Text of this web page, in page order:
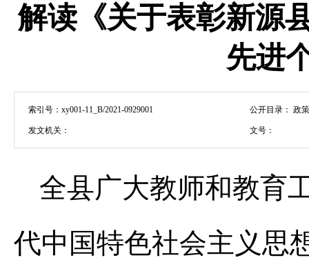
解读《关于表彰新源
先进
索引号： xy001-11_B/2021-0929001 公开目录： 政
发文机关： 文号：
全县广大教师和教育
代中国特色社会主义思